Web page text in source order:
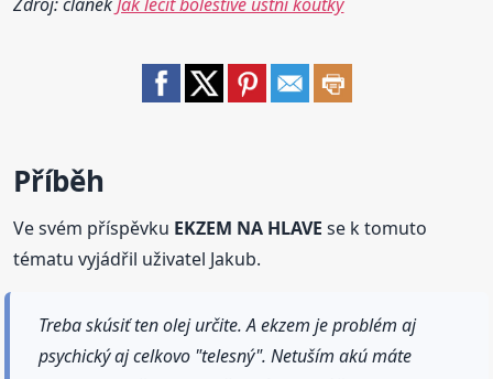
Příběh
Ve svém příspěvku EKZEM NA HLAVE se k tomuto
tématu vyjádřil uživatel Jakub.
Treba skúsiť ten olej určite. A ekzem je problém aj
psychický aj celkovo "telesný". Netuším akú máte